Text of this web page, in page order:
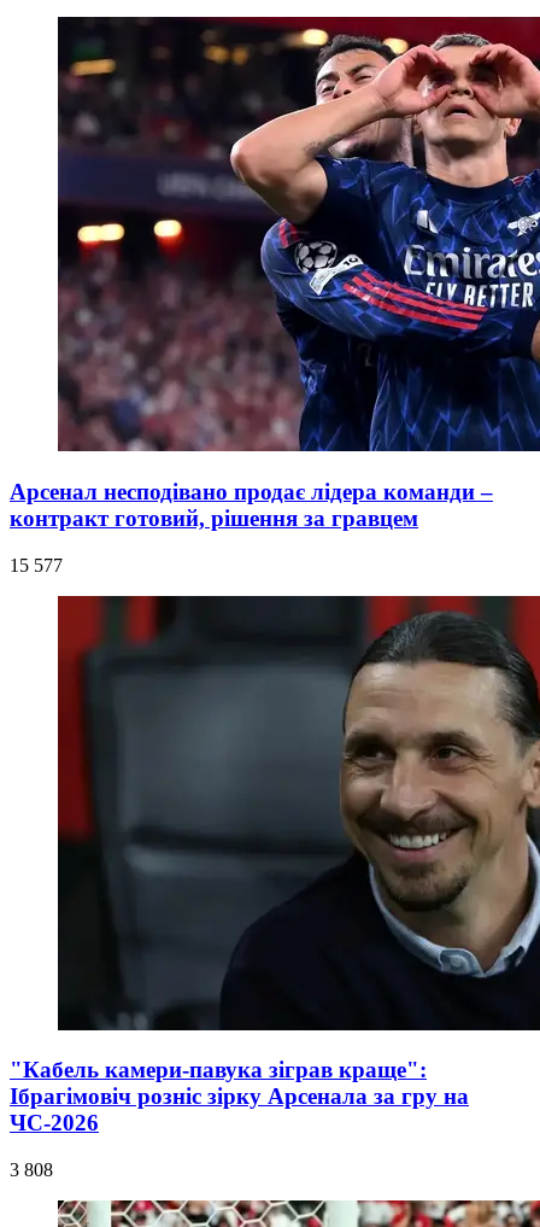
Арсенал несподівано продає лідера команди –
контракт готовий, рішення за гравцем
15 577
"Кабель камери-павука зіграв краще":
Ібрагімовіч розніс зірку Арсенала за гру на
ЧС-2026
3 808